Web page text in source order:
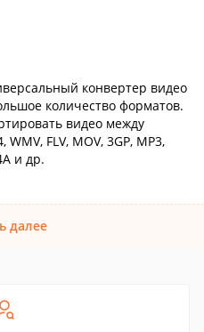
конвертер видео
количество форматов.
видео между
FLV, MOV, 3GP, MP3,
и др.
далее